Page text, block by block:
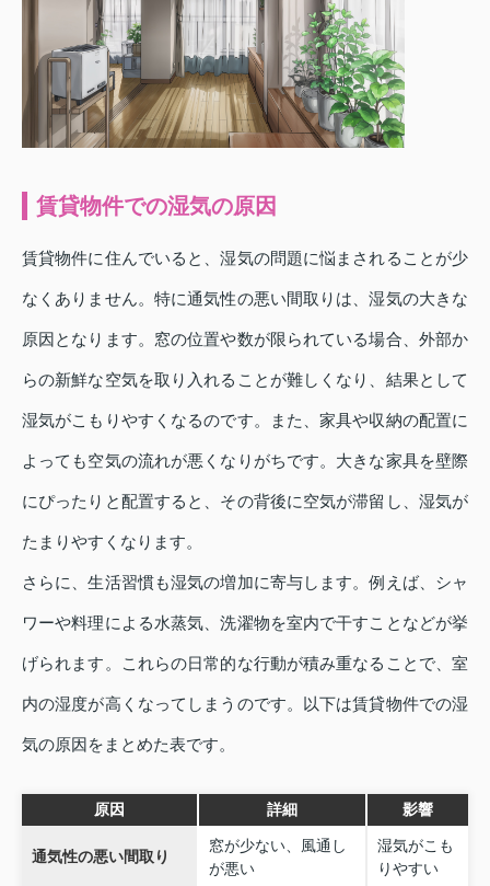
賃貸物件での湿気の原因
賃貸物件に住んでいると、湿気の問題に悩まされることが少
なくありません。特に通気性の悪い間取りは、湿気の大きな
原因となります。窓の位置や数が限られている場合、外部か
らの新鮮な空気を取り入れることが難しくなり、結果として
湿気がこもりやすくなるのです。また、家具や収納の配置に
よっても空気の流れが悪くなりがちです。大きな家具を壁際
にぴったりと配置すると、その背後に空気が滞留し、湿気が
たまりやすくなります。
さらに、生活習慣も湿気の増加に寄与します。例えば、シャ
ワーや料理による水蒸気、洗濯物を室内で干すことなどが挙
げられます。これらの日常的な行動が積み重なることで、室
内の湿度が高くなってしまうのです。以下は賃貸物件での湿
気の原因をまとめた表です。
原因 詳細 影響
通気性の悪い間取り
窓が少ない、風通し
が悪い
湿気がこも
りやすい